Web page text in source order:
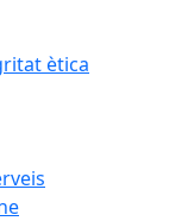
ètica